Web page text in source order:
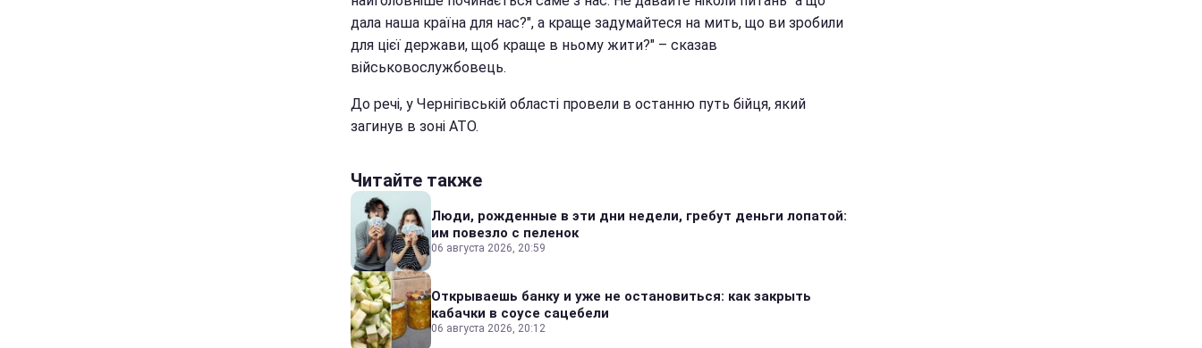
дала наша країна для нас?", а краще задумайтеся на мить, що ви зробили
для цієї держави, щоб краще в ньому жити?" – сказав
військовослужбовець.
До речі, у Чернігівській області провели в останню путь бійця, який
загинув в зоні АТО.
Читайте также
Люди, рожденные в эти дни недели, гребут деньги лопатой:
им повезло с пеленок
06 августа 2026, 20:59
Открываешь банку и уже не остановиться: как закрыть
кабачки в соусе сацебели
06 августа 2026, 20:12